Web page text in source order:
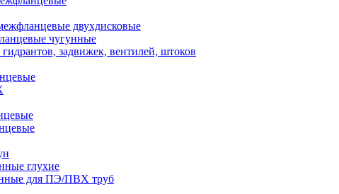
двухдисковые
чугунные
задвижек, вентилей, штоков
глухие
для ПЭ/ПВХ труб